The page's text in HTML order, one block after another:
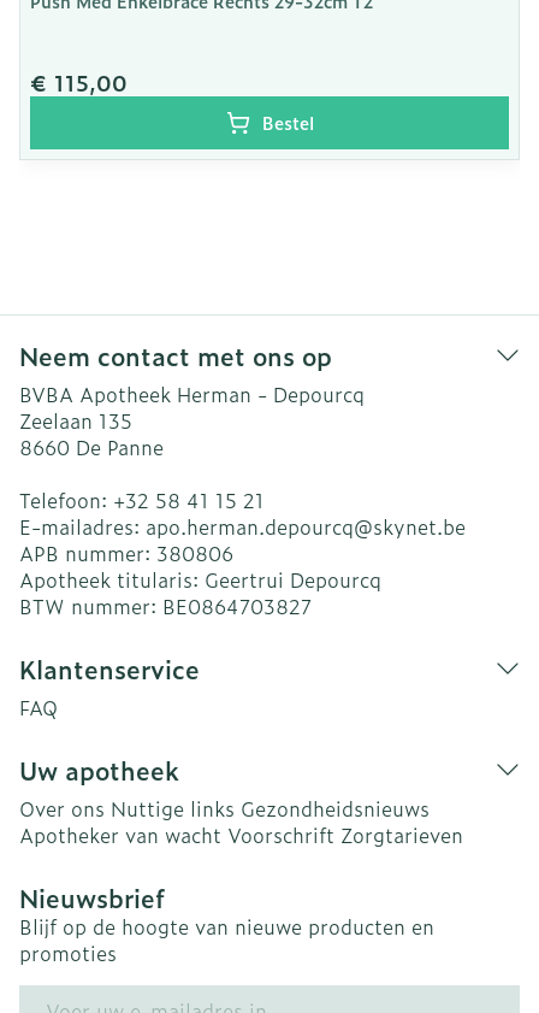
€ 115,00
Bestel
Neem contact met ons op
BVBA Apotheek Herman - Depourcq
Zeelaan 135
8660 De Panne
Telefoon: +32 58 41 15 21
E-mailadres: apo.herman.depourcq@skynet.be
APB nummer: 380806
Apotheek titularis: Geertrui Depourcq
BTW nummer: BE0864703827
Klantenservice
FAQ
Uw apotheek
Over ons Nuttige links Gezondheidsnieuws
Apotheker van wacht Voorschrift Zorgtarieven
Nieuwsbrief
Blijf op de hoogte van nieuwe producten en
promoties